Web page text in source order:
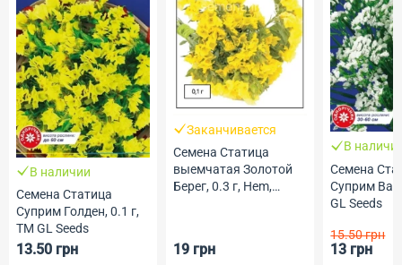
В наличии
Семена Статица
Суприм Голден, 0.1 г,
ТМ GL Seeds
13.50 грн
Заканчивается
Семена Статица
выемчатая Золотой
Берег, 0.3 г, Hem,
19 грн
В
Семена
Суприм
GL Seeds
15.50 грн
13 грн